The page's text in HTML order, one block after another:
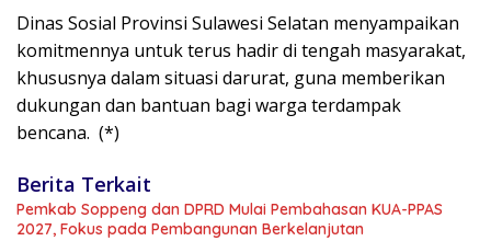
Dinas Sosial Provinsi Sulawesi Selatan menyampaikan
komitmennya untuk terus hadir di tengah masyarakat,
khususnya dalam situasi darurat, guna memberikan
dukungan dan bantuan bagi warga terdampak
bencana. (*)
Berita Terkait
Pemkab Soppeng dan DPRD Mulai Pembahasan KUA-PPAS
2027, Fokus pada Pembangunan Berkelanjutan